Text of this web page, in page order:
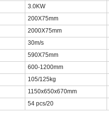
3.0KW
200X75mm
2000X75mm
30m/s
590X75mm
600-1200mm
105/125kg
1150x650x670mm
54 pcs/20